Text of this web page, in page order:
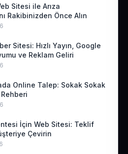
Sitesi ile Arıza
Rakibinizden Önce Alın
Sitesi: Hızlı Yayın, Google
ve Reklam Geliri
Online Talep: Sokak Sokak
İçin Web Sitesi: Teklif
Çevirin